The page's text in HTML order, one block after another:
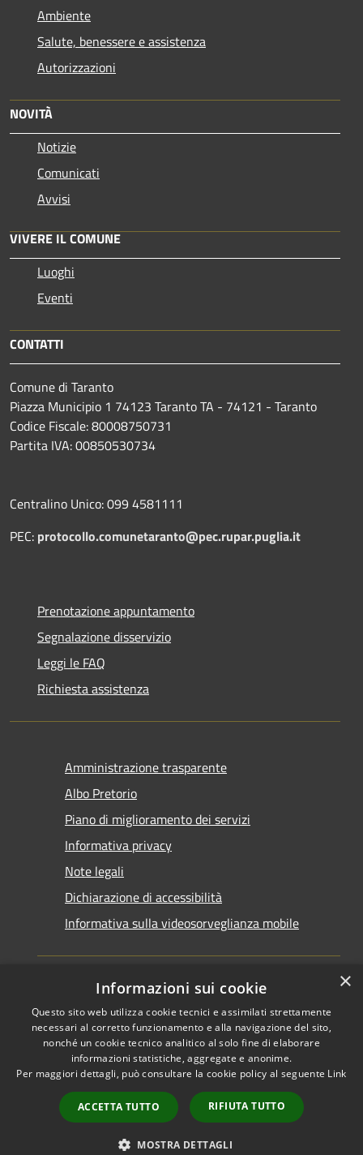
Ambiente
Salute, benessere e assistenza
Autorizzazioni
NOVITÀ
Notizie
Comunicati
Avvisi
VIVERE IL COMUNE
Luoghi
Eventi
CONTATTI
Comune di Taranto
Piazza Municipio 1 74123 Taranto TA - 74121 - Taranto
Codice Fiscale: 80008750731
Partita IVA: 00850530734
Centralino Unico: 099 4581111
PEC: protocollo.comunetaranto@pec.rupar.puglia.it
Prenotazione appuntamento
Segnalazione disservizio
Leggi le FAQ
Richiesta assistenza
Amministrazione trasparente
Albo Pretorio
Piano di miglioramento dei servizi
Informativa privacy
Note legali
Dichiarazione di accessibilità
Informativa sulla videosorveglianza mobile
RSS
Accessibilità
Cookie
Mappa del sito
Area riservata del
Copyright © 2026 • Comune di
Taranto • Powered by
Municipium•Accesso
redazione
×
Informazioni sui cookie
Questo sito web utilizza cookie tecnici e assimilati strettamente
necessari al corretto funzionamento e alla navigazione del sito,
nonché un cookie tecnico analitico al solo fine di elaborare
informazioni statistiche, aggregate e anonime.
Per maggiori dettagli, può consultare la cookie policy al seguente Link
ACCETTA TUTTO RIFIUTA TUTTO
MOSTRA DETTAGLI